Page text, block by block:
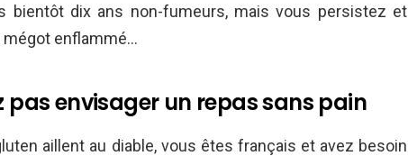
bientôt dix ans non-fumeurs, mais vous persistez et
mégot enflammé…
pas envisager un repas sans pain
aillent au diable, vous êtes français et avez besoin